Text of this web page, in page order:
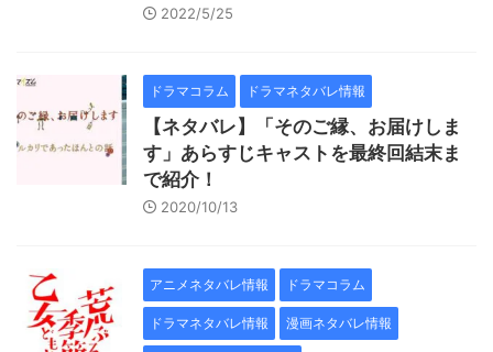
2022/5/25
ドラマコラム ドラマネタバレ情報
【ネタバレ】「そのご縁、お届けしま
す」あらすじキャストを最終回結末ま
で紹介！
2020/10/13
アニメネタバレ情報 ドラマコラム
ドラマネタバレ情報 漫画ネタバレ情報